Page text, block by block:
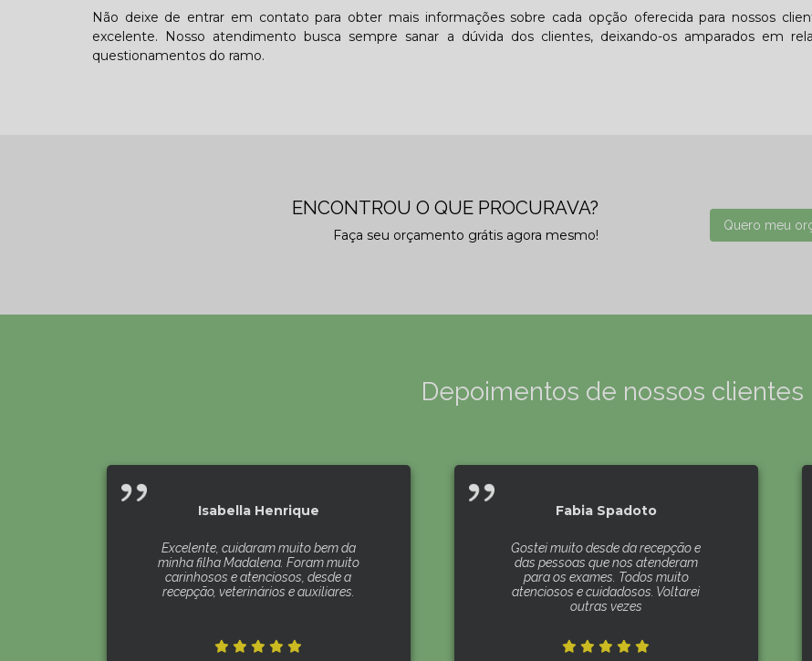
Não deixe de entrar em contato para obter mais informações sobre cada opção oferecida para nossos
excelente. Nosso atendimento busca sempre sanar a dúvida dos clientes, deixando-os amparados em
questionamentos do ramo.
ENCONTROU O QUE PROCURAVA?
Faça seu orçamento grátis agora mesmo!
Quero meu
Depoimentos de nossos clientes
Isabella Henrique
Excelente, cuidaram muito bem da
minha filha Madalena. Foram muito
carinhosos e atenciosos, desde a
recepção, veterinários e auxiliares.
Fabia Spadoto
Gostei muito desde da recepção e
das pessoas que nos atenderam
para os exames. Todos muito
atenciosos e cuidadosos. Voltarei
outras vezes